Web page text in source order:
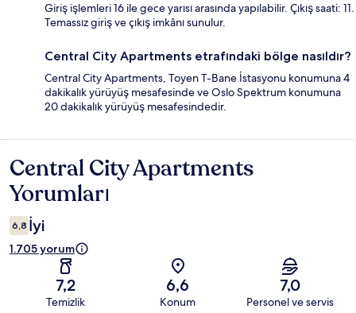
Giriş işlemleri 16 ile gece yarısı arasında yapılabilir. Çıkış saati: 11.
Temassız giriş ve çıkış imkânı sunulur.
Central City Apartments etrafındaki bölge nasıldır?
Central City Apartments, Toyen T-Bane İstasyonu konumuna 4
dakikalık yürüyüş mesafesinde ve Oslo Spektrum konumuna
20 dakikalık yürüyüş mesafesindedir.
Yorumlar
Central City Apartments
Yorumları
6,8 İyi
1.705 yorum
7,2
Temizlik
6,6
Konum
7,0
Personel ve servis